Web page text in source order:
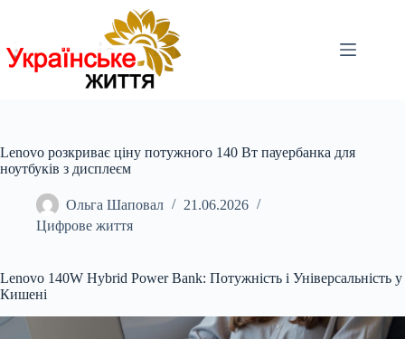
Lenovo розкриває ціну потужного 140 Вт пауербанка для
ноутбуків з дисплеєм
Ольга Шаповал
21.06.2026
Цифрове життя
Lenovo 140W Hybrid Power Bank: Потужність і Універсальність у
Кишені